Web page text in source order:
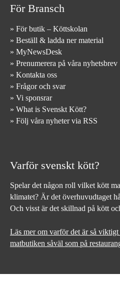
För Bransch
» För butik – Köttskolan
» Beställ & ladda ner material
» MyNewsDesk
» Prenumerera på våra nyhetsbrev
» Kontakta oss
» Frågor och svar
» Vi sponsrar
» What is Svenskt Kött?
» Följ våra nyheter via RSS
Varför svenskt kött?
Spelar det någon roll vilket kött
klimatet? Är det överhuvudtaget
Och visst är det skillnad på kött
Läs mer om varför det är så
matbutiken såväl som på